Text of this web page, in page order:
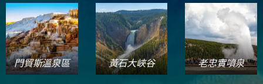
門貿斯溫泉區 黃石大峽谷 老忠實噴泉